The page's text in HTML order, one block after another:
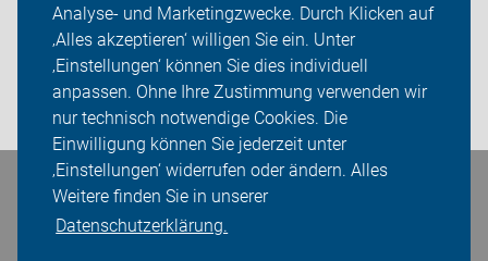
Analyse- und Marketingzwecke. Durch Klicken auf
‚Alles akzeptieren‘ willigen Sie ein. Unter
‚Einstellungen‘ können Sie dies individuell
anpassen. Ohne Ihre Zustimmung verwenden wir
nur technisch notwendige Cookies. Die
Einwilligung können Sie jederzeit unter
‚Einstellungen‘ widerrufen oder ändern. Alles
Weitere finden Sie in unserer
Datenschutzerklärung.
ADFC Mecklenburg-Vorpommern
Sei dabei
Login
Bleiben Sie in Kontakt